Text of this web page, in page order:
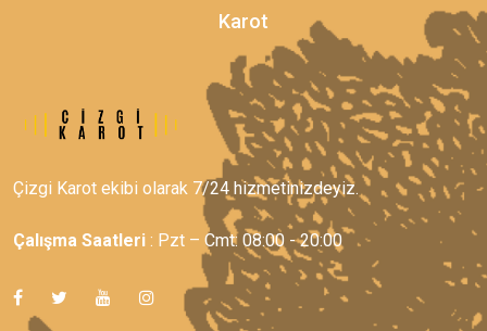
Karot
Çizgi Karot ekibi olarak 7/24 hizmetinizdeyiz.
Çalışma Saatleri : Pzt – Cmt: 08:00 - 20:00